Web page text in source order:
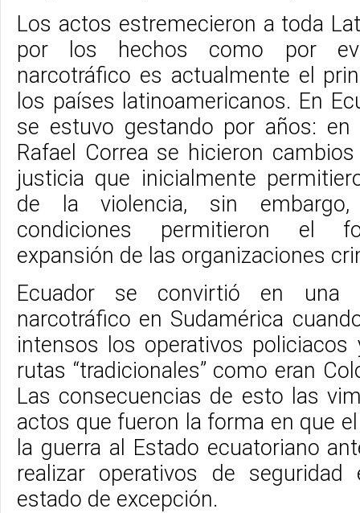
Los actos estremecieron a toda
por los hechos como por
narcotráfico es actualmente el
los países latinoamericanos. En
se estuvo gestando por años:
Rafael Correa se hicieron
justicia que inicialmente
de la violencia, sin embargo,
condiciones permitieron el
expansión de las organizaciones
Ecuador se convirtió en una
narcotráfico en Sudamérica
intensos los operativos
rutas “tradicionales” como eran
Las consecuencias de esto las
actos que fueron la forma en que
la guerra al Estado ecuatoriano
realizar operativos de
estado de excepción.